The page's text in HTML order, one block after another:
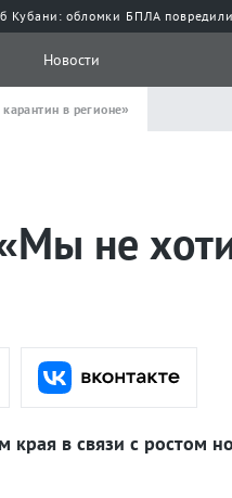
Кубани: обломки БПЛА
Новости
в регионе»
не
в связи с ростом